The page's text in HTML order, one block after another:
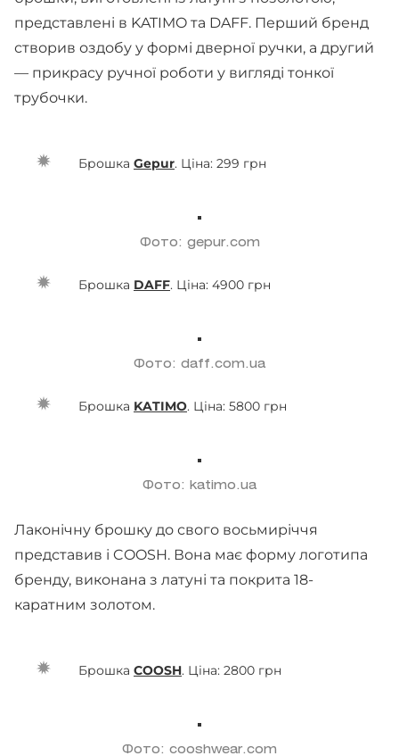
представлені в KATIMO та DAFF. Перший бренд
створив оздобу у формі дверної ручки, а другий
— прикрасу ручної роботи у вигляді тонкої
трубочки.
Брошка Gepur. Ціна: 299 грн
Фото: gepur.com
Брошка DAFF. Ціна: 4900 грн
Фото: daff.com.ua
Брошка KATIMO. Ціна: 5800 грн
Фото: katimo.ua
Лаконічну брошку до свого восьмиріччя
представив і COOSH. Вона має форму логотипа
бренду, виконана з латуні та покрита 18-
каратним золотом.
Брошка COOSH. Ціна: 2800 грн
Фото: cooshwear.com